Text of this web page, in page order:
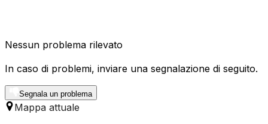
Nessun problema rilevato
In caso di problemi, inviare una segnalazione di seguito.
Segnala un problema
Mappa attuale